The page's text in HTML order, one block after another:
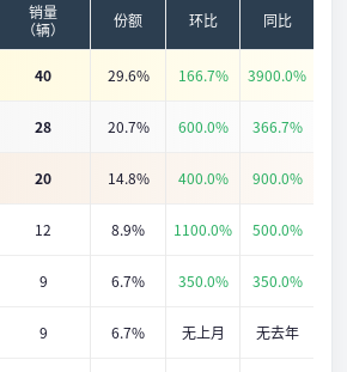
销量
（辆）
份额 环比 同比
40 29.6% 166.7% 3900.0%
28 20.7% 600.0% 366.7%
20 14.8% 400.0% 900.0%
12 8.9% 1100.0% 500.0%
9 6.7% 350.0% 350.0%
9 6.7% 无上月 无去年